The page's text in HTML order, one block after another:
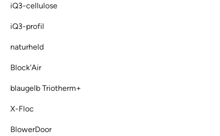
iQ3-cellulose
iQ3-profil
naturheld
Block'Air
blaugelb Triotherm+
X-Floc
BlowerDoor